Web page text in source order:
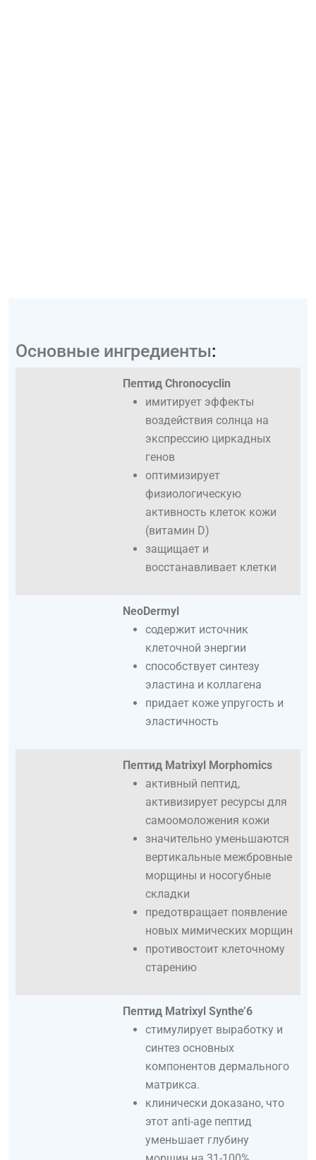
Основные ингредиенты:
Пептид Chronocyclin
имитирует эффекты
воздействия солнца на
экспрессию циркадных
генов
оптимизирует
физиологическую
активность клеток кожи
(витамин D)
защищает и
восстанавливает клетки
NeoDermyl
содержит источник
клеточной энергии
способствует синтезу
эластина и коллагена
придает коже упругость и
эластичность
Пептид Matrixyl Morphomics
активный пептид,
активизирует ресурсы для
самоомоложения кожи
значительно уменьшаются
вертикальные межбровные
морщины и носогубные
складки
предотвращает появление
новых мимических морщин
противостоит клеточному
старению
Пептид Matrixyl Synthe’6
стимулирует выработку и
синтез основных
компонентов дермального
матрикса.
клинически доказано, что
этот anti-age пептид
уменьшает глубину